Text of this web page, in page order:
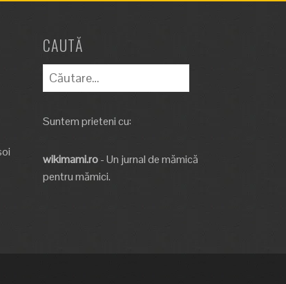
CAUTĂ
Caută
după:
Suntem prieteni cu:
wikimami.ro- Un jurnal de mămică
pentru mămici.